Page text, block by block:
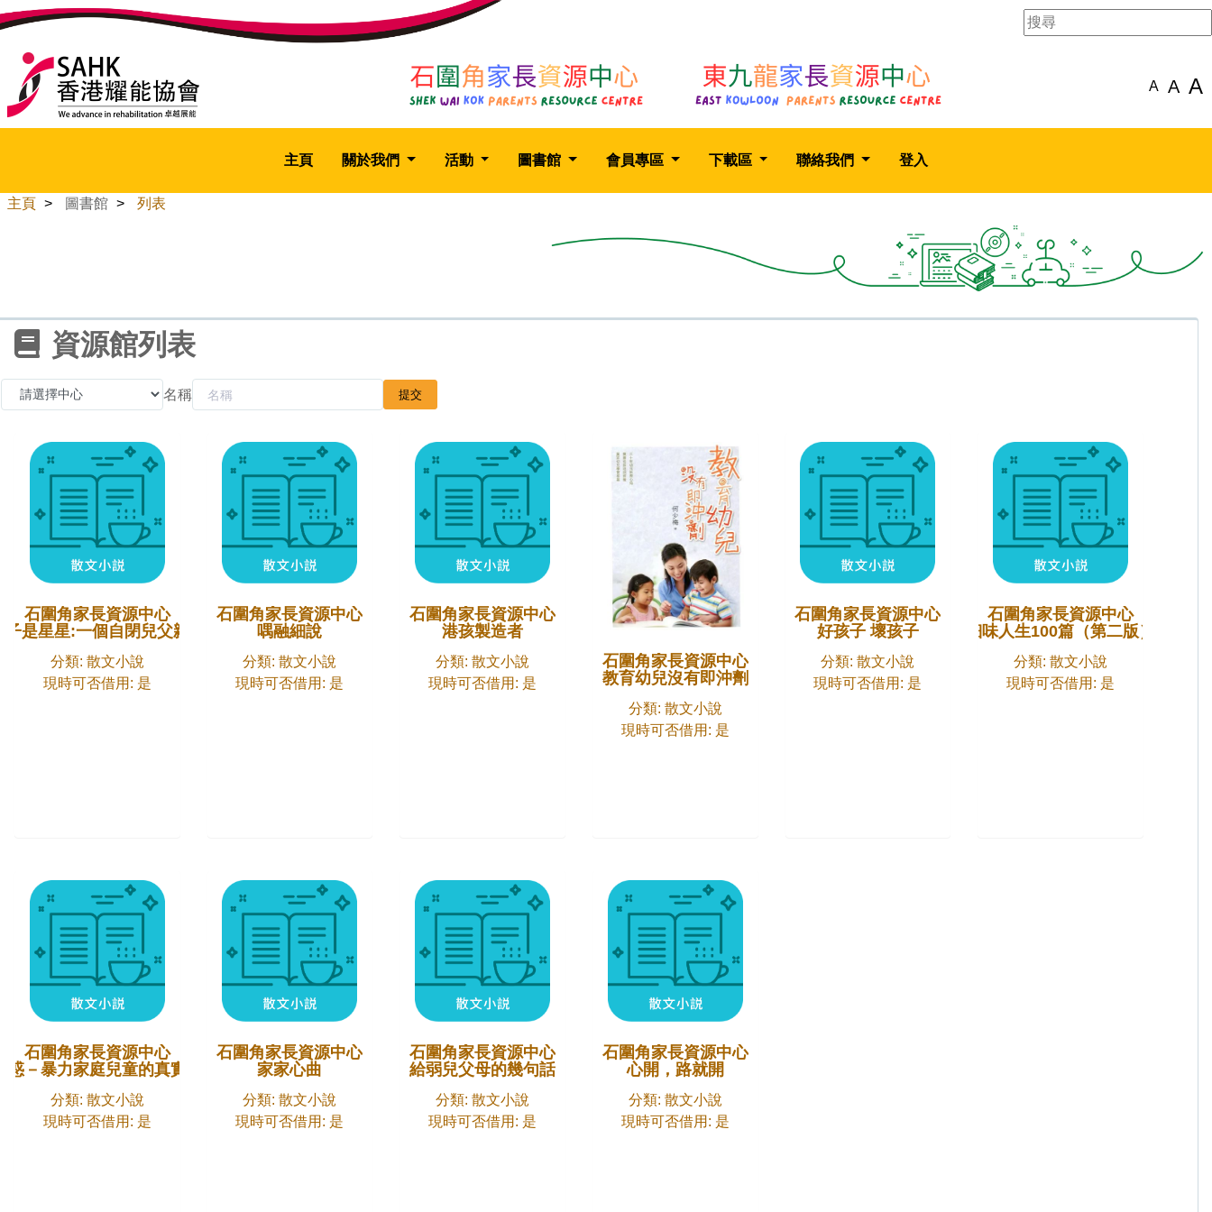
A A A
主頁 關於我們 活動 圖書館 會員專區 下載區 聯絡我們 登入
主頁 > 圖書館 > 列表
資源館列表
名稱
石圍角家長資源中心
是星星:一個自閉兒父親的告白
分類: 散文小說
現時可否借用: 是
石圍角家長資源中心
喁融細說
分類: 散文小說
現時可否借用: 是
石圍角家長資源中心
港孩製造者
分類: 散文小說
現時可否借用: 是
石圍角家長資源中心
教育幼兒沒有即沖劑
分類: 散文小說
現時可否借用: 是
石圍角家長資源中心
好孩子 壞孩子
分類: 散文小說
現時可否借用: 是
石圍角家長資源中心
細味人生100篇（第二版）
分類: 散文小說
現時可否借用: 是
石圍角家長資源中心
惑－暴力家庭兒童的真實個案故事
分類: 散文小說
現時可否借用: 是
石圍角家長資源中心
家家心曲
分類: 散文小說
現時可否借用: 是
石圍角家長資源中心
給弱兒父母的幾句話
分類: 散文小說
現時可否借用: 是
石圍角家長資源中心
心開，路就開
分類: 散文小說
現時可否借用: 是